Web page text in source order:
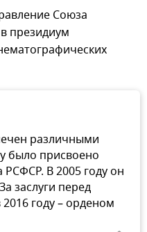
Союза
президиум
различными
было присвоено
РСФСР. В 2005 году он
заслуги перед
году – орденом